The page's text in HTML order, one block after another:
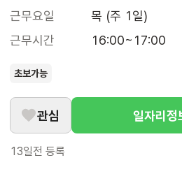
근무요일
목 (주 1일)
근무시간
16:00~17:00
초보가능
관심 일자리정
13일전 등록